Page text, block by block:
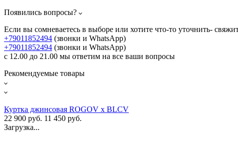
Появились вопросы?
Если вы сомневаетесь в выборе или хотите что-то уточнить-
+79011852494 (звонки и WhatsApp)
+79011852494 (звонки и WhatsApp)
с 12.00 до 21.00 мы ответим на все ваши вопросы
Рекомендуемые товары
Куртка джинсовая ROGOV x BLCV
22 900 руб. 11 450 руб.
Загрузка...